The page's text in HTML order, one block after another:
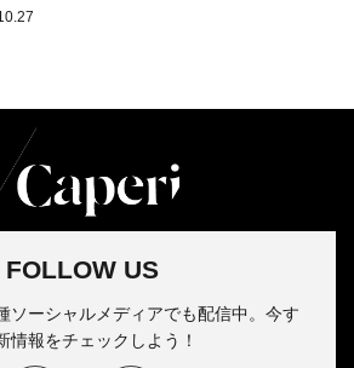
FOLLOW US
ソーシャルメディアでも配信中。今す
情報をチェックしよう！